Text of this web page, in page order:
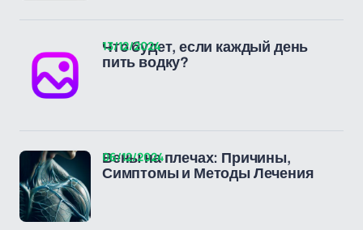
Что будет, если каждый день
пить водку?
13/12/2024
Вены на плечах: Причины,
Симптомы и Методы Лечения
06/12/2024